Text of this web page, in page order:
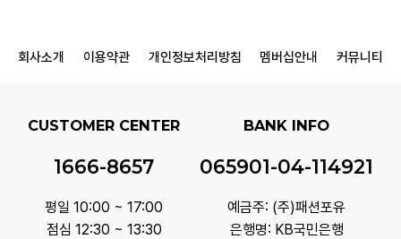
회사소개 이용약관 개인정보처리방침 멤버십안내 커뮤니티
CUSTOMER CENTER
1666-8657
평일 10:00 ~ 17:00
점심 12:30 ~ 13:30
BANK INFO
065901-04-114921
예금주: (주)패션포유
은행명: KB국민은행